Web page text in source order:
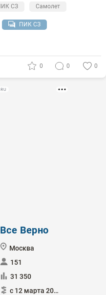
СЗ Самолет
ПИК СЗ
0 0 0
Все Верно
Москва
151
31 350
с 12 марта 2018